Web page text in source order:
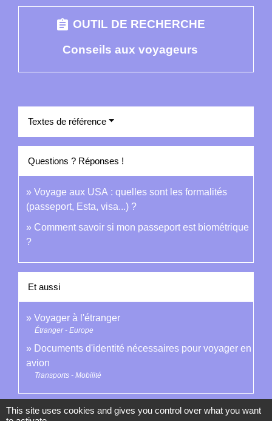
assignment OUTIL DE RECHERCHE
Conseils aux voyageurs
Textes de référence
Questions ? Réponses !
Voyage aux USA : quelles sont les formalités
(passeport, Esta, visa...) ?
Comment savoir si mon passeport est biométrique
?
Et aussi
Voyager à l'étranger
Étranger - Europe
Documents d'identité nécessaires pour voyager en
avion
Transports - Mobilité
Signaler une erreur sur cette page
This site uses cookies and gives you control over what you want